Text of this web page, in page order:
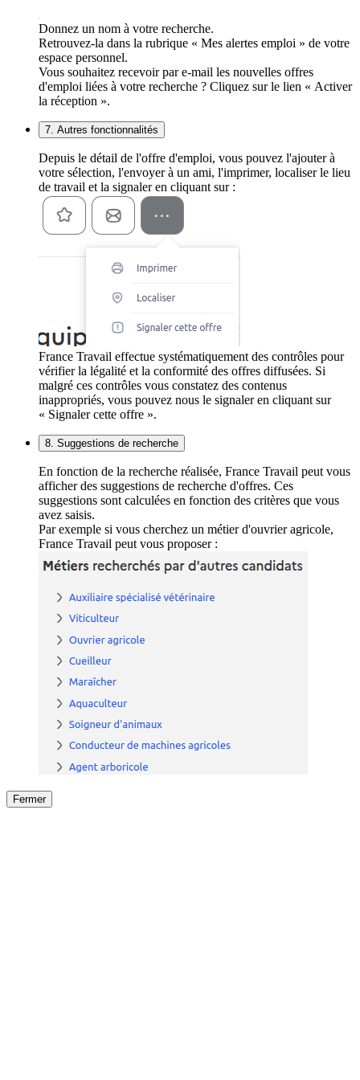
Donnez un nom à votre recherche.
Retrouvez-la dans la rubrique « Mes alertes emploi » de votre
espace personnel.
Vous souhaitez recevoir par e-mail les nouvelles offres
d'emploi liées à votre recherche ? Cliquez sur le lien « Activer
la réception ».
7. Autres fonctionnalités
Depuis le détail de l'offre d'emploi, vous pouvez l'ajouter à
votre sélection, l'envoyer à un ami, l'imprimer, localiser le lieu
de travail et la signaler en cliquant sur :
France Travail effectue systématiquement des contrôles pour
vérifier la légalité et la conformité des offres diffusées. Si
malgré ces contrôles vous constatez des contenus
inappropriés, vous pouvez nous le signaler en cliquant sur
« Signaler cette offre ».
8. Suggestions de recherche
En fonction de la recherche réalisée, France Travail peut vous
afficher des suggestions de recherche d'offres. Ces
suggestions sont calculées en fonction des critères que vous
avez saisis.
Par exemple si vous cherchez un métier d'ouvrier agricole,
France Travail peut vous proposer :
Fermer